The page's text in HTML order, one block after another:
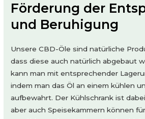
Förderung der
und Beruhigung
Unsere CBD-Öle sind natürliche
dass diese auch natürlich abgebaut
kann man mit entsprechender
indem man das Öl an einem kühlen
aufbewahrt. Der Kühlschrank ist
aber auch Speisekammern können